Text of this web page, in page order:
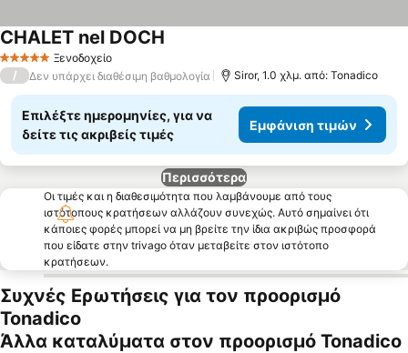
5 Αστέρια Ξενοδοχείο
CHALET nel DOCH
/ Δεν υπάρχει διαθέσιμη βαθμολογία Siror, 1.0 χλμ. από: Tonadico
Επιλέξτε ημερομηνίες, για να
δείτε τις ακριβείς τιμές
Εμφάνιση τιμών
Περισσότερα
Οι τιμές και η διαθεσιμότητα που λαμβάνουμε από τους
ιστότοπους κρατήσεων αλλάζουν συνεχώς. Αυτό σημαίνει ότι
κάποιες φορές μπορεί να μη βρείτε την ίδια ακριβώς προσφορά
που είδατε στην trivago όταν μεταβείτε στον ιστότοπο
κρατήσεων.
Συχνές Ερωτήσεις για τον προορισμό
Tonadico
Άλλα καταλύματα στον προορισμό Tonadico